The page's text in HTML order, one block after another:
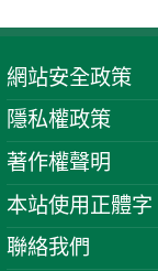
網站安全政策
隱私權政策
著作權聲明
本站使用正體字
聯絡我們